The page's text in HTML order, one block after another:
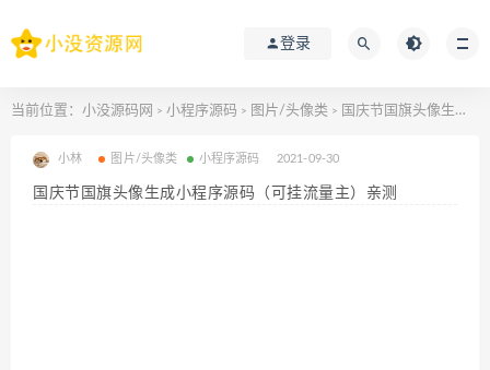
登录
当前位置： 小没源码网 > 小程序源码 > 图片/头像类 > 国庆节国旗头像生成小程序源码（可挂流量主）亲测
小林 图片/头像类 小程序源码 2021-09-30
国庆节国旗头像生成小程序源码（可挂流量主）亲测